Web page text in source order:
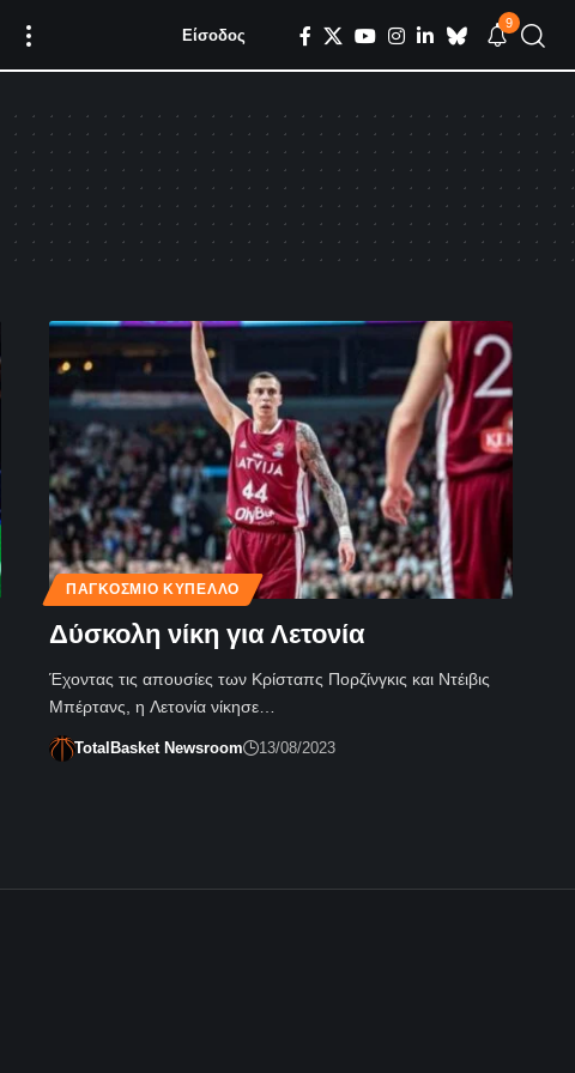
Είσοδος
9
ΠΑΓΚΌΣΜΙΟ ΚΎΠΕΛΛΟ
Δύσκολη νίκη για Λετονία
Έχοντας τις απουσίες των Κρίσταπς Πορζίνγκις και Ντέιβις
Μπέρτανς, η Λετονία νίκησε…
TotalBasket Newsroom 13/08/2023